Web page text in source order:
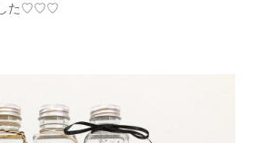
した♡♡♡